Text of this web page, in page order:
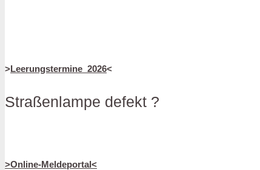
>Leerungstermine_2026<
Straßenlampe defekt ?
>Online-Meldeportal<